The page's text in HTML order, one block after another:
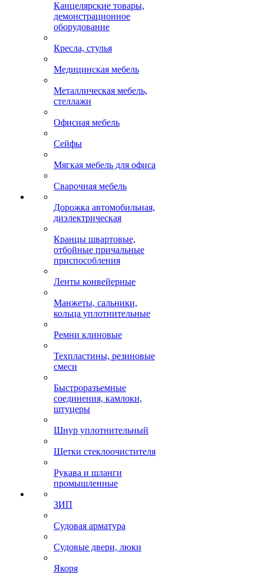
Канцелярские товары,
демонстрационное
оборудование
Кресла, стулья
Медицинская мебель
Металлическая мебель,
стеллажи
Офисная мебель
Сейфы
Мягкая мебель для офиса
Сварочная мебель
Дорожка автомобильная,
диэлектрическая
Кранцы швартовые,
отбойные причальные
приспособления
Ленты конвейерные
Манжеты, сальники,
кольца уплотнительные
Ремни клиновые
Техпластины, резиновые
смеси
Быстроразъемные
соединения, камлоки,
штуцеры
Шнур уплотнительный
Щетки стеклоочистителя
Рукава и шланги
промышленные
ЗИП
Судовая арматура
Судовые двери, люки
Якоря